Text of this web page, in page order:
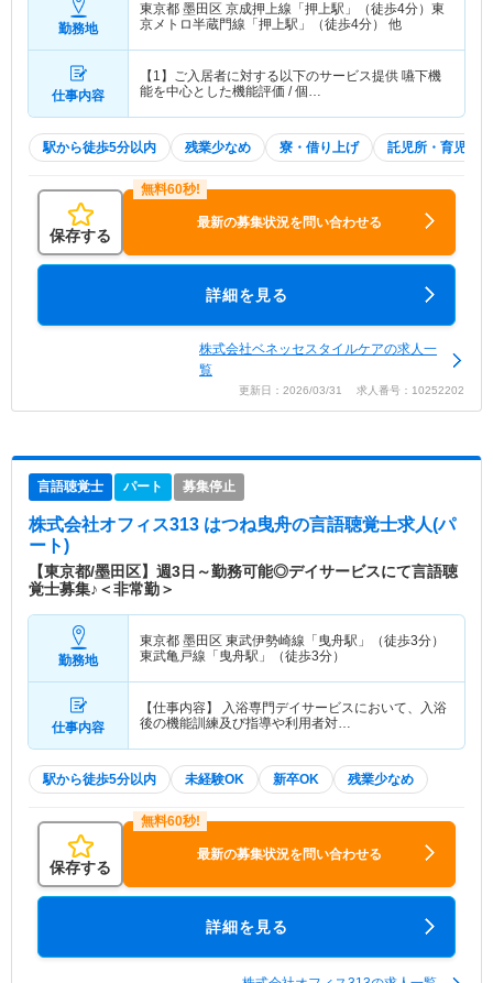
勤務地
東京都 墨田区 京成押上線「押上駅」（徒歩4分）東
京メトロ半蔵門線「押上駅」（徒歩4分） 他
仕事内容
【1】ご入居者に対する以下のサービス提供 嚥下機
能を中心とした機能評価 / 個…
駅から徒歩5分以内 残業少なめ 寮・借り上げ 託児所・育児補助
保存する
最新の募集状況を問い合わせる
詳細を見る
株式会社ベネッセスタイルケアの求人一
覧
更新日：2026/03/31 求人番号：10252202
言語聴覚士 パート 募集停止
株式会社オフィス313 はつね曳舟の言語聴覚士求人(パ
ート)
【東京都/墨田区】週3日～勤務可能◎デイサービスにて言語聴
覚士募集♪＜非常勤＞
勤務地
東京都 墨田区 東武伊勢崎線「曳舟駅」（徒歩3分）
東武亀戸線「曳舟駅」（徒歩3分）
仕事内容
【仕事内容】 入浴専門デイサービスにおいて、入浴
後の機能訓練及び指導や利用者対…
駅から徒歩5分以内 未経験OK 新卒OK 残業少なめ
保存する
最新の募集状況を問い合わせる
詳細を見る